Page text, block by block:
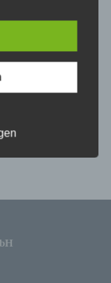
1
beim Erlass
(DS-GVO)
für die
und